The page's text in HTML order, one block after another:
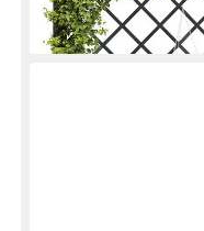
-40%
in 4-5 Werktagen bei dir